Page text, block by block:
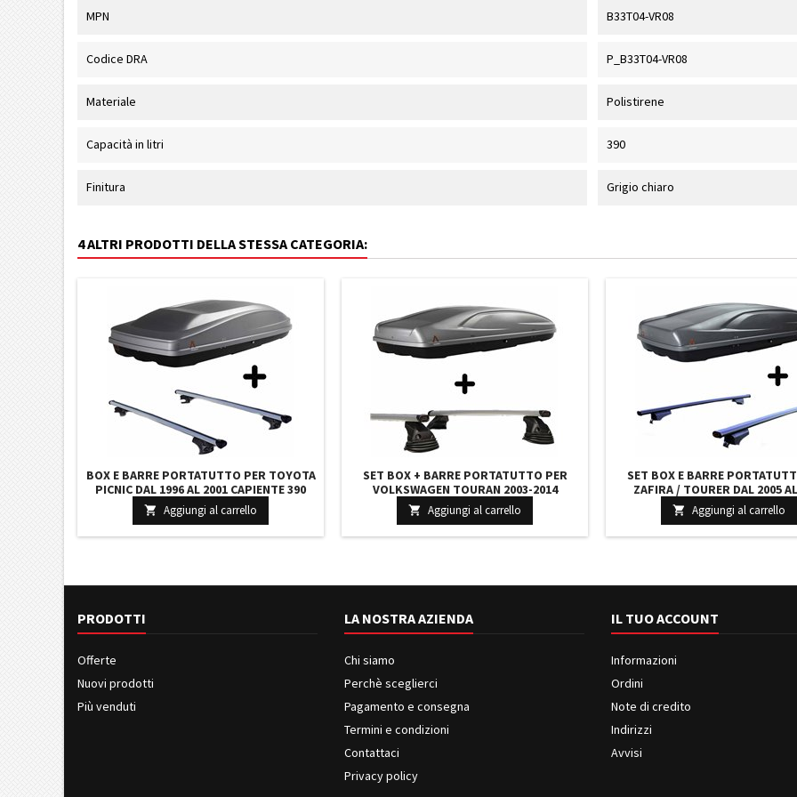
MPN B33T04-VR08
Codice DRA P_B33T04-VR08
Materiale Polistirene
Capacità in litri 390
Finitura Grigio chiaro
4 ALTRI PRODOTTI DELLA STESSA CATEGORIA:
BOX E BARRE PORTATUTTO PER TOYOTA
PICNIC DAL 1996 AL 2001 CAPIENTE 390
LITRI GRIGIO CON SERRATURA BARRE 127
CM C/SERRATURA NUOVO
 Aggiungi al carrello
SET BOX + BARRE PORTATUTTO PER
VOLKSWAGEN TOURAN 2003-2014
CAPIENTE 390 LITRI GRIGIO CON 2
SERRATURE BARRE 147 CM C/KIT
 Aggiungi al carrello
SET BOX E BARRE
ZAFIRA / TOURER DAL 2005
CAPIENTE 390 LITRI GRIGIO
BARRE 127 CM E KIT
 Aggiungi al carrello
PRODOTTI
Offerte
Nuovi prodotti
Più venduti
LA NOSTRA AZIENDA
Chi siamo
Perchè sceglierci
Pagamento e consegna
Termini e condizioni
Contattaci
Privacy policy
IL TUO ACCOUNT
Informazioni
Ordini
Note di credito
Indirizzi
Avvisi